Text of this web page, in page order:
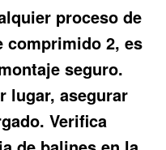
proceso de
comprimido 2, es
seguro.
lugar, asegurar
Verifica